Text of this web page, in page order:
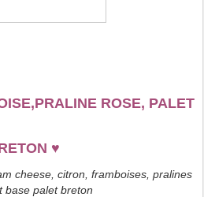
ROSE, PALET
♥
cheese, citron, framboises, pralines
base palet breton